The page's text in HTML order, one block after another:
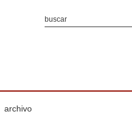
archivo